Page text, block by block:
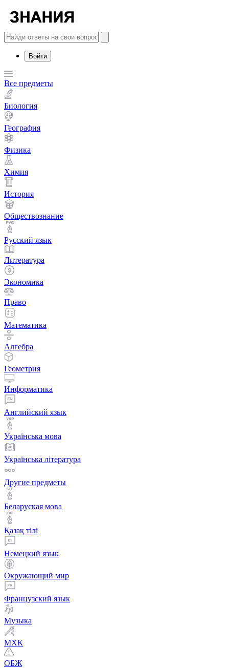
Войти
Все предметы
Биология
География
Физика
Химия
История
Обществознание
Русский язык
Литература
Экономика
Право
Математика
Алгебра
Геометрия
Информатика
Английский язык
Українська мова
Українська література
Другие предметы
Беларуская мова
Қазақ тiлi
Немецкий язык
Окружающий мир
Французский язык
Музыка
МХК
ОБЖ